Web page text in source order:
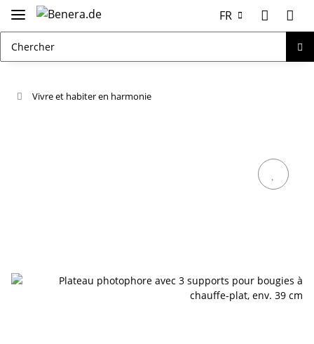
FR
Vivre et habiter en harmonie